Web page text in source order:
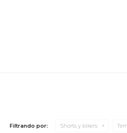
Filtrando por: Shorts y bikers